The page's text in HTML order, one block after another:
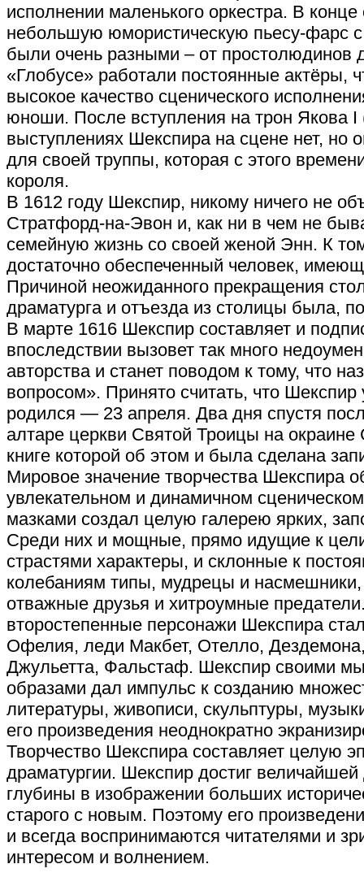
исполнении маленького оркестра. В конце
небольшую юмористическую пьесу-фарс
были очень разными – от простолюдинов
«Глобусе» работали постоянные актёры,
высокое качество сценического
юноши. После вступления на трон Якова I
выступлениях Шекспира на сцене нет, но
для своей труппы, которая с этого
короля.
В 1612 году Шекспир, никому ничего не
Стратфорд-на-Эвон и, как ни в чем не
семейную жизнь со своей женой Энн. К
достаточно обеспеченный человек,
Причиной неожиданного прекращения
драматурга и отъезда из столицы была,
В марте 1616 Шекспир составляет и
впоследствии вызовет так много
авторства и станет поводом к тому, что
вопросом». Принято считать, что
родился — 23 апреля. Два дня спустя
алтаре церкви Святой Троицы на
книге которой об этом и была сделана
Мировое значение творчества Шекспира
увлекательном и динамичном
мазками создал целую галерею ярких,
Среди них и мощные, прямо идущие к
страстями характеры, и склонные к
колебаниям типы, мудрецы и насмешники,
отважные друзья и хитроумные
второстепенные персонажи Шекспира
Офелия, леди Макбет, Отелло,
Джульетта, Фальстаф. Шекспир своими
образами дал импульс к созданию
литературы, живописи, скульптуры,
его произведения неоднократно
Творчество Шекспира составляет целую
драматургии. Шекспир достиг
глубины в изображении больших
старого с новым. Поэтому его
и всегда воспринимаются читателями и
интересом и волнением.